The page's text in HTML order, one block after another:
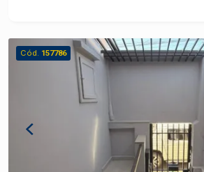
dormitório suíte com ar
dormitorio com armario sem ar
dormitório com ar condicionado e
Banheiro Cozinha com planejados
Cód. 157786